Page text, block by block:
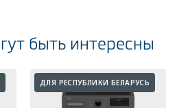
быть интересны
ДЛЯ РЕСПУБЛИКИ БЕЛАРУСЬ